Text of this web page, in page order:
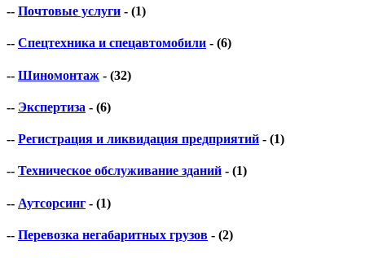
-- Почтовые услуги - (1)
-- Спецтехника и спецавтомобили - (6)
-- Шиномонтаж - (32)
-- Экспертиза - (6)
-- Регистрация и ликвидация предприятий - (1)
-- Техническое обслуживание зданий - (1)
-- Аутсорсинг - (1)
-- Перевозка негабаритных грузов - (2)